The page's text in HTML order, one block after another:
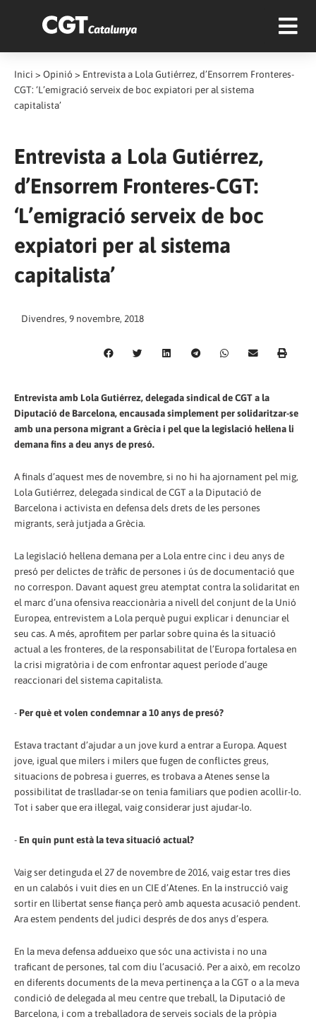
Inici > Opinió > Entrevista a Lola Gutiérrez, d’Ensorrem Fronteres-
CGT: ‘L’emigració serveix de boc expiatori per al sistema
capitalista’
Entrevista a Lola Gutiérrez,
d’Ensorrem Fronteres-CGT:
‘L’emigració serveix de boc
expiatori per al sistema
capitalista’
Divendres, 9 novembre, 2018
Entrevista amb Lola Gutiérrez, delegada sindical de CGT a la
Diputació de Barcelona, encausada simplement per solidaritzar-se
amb una persona migrant a Grècia i pel que la legislació hel·lena li
demana fins a deu anys de presó.
A finals d’aquest mes de novembre, si no hi ha ajornament pel mig,
Lola Gutiérrez, delegada sindical de CGT a la Diputació de
Barcelona i activista en defensa dels drets de les persones
migrants, serà jutjada a Grècia.
La legislació hel·lena demana per a Lola entre cinc i deu anys de
presó per delictes de tràfic de persones i ús de documentació que
no correspon. Davant aquest greu atemptat contra la solidaritat en
el marc d’una ofensiva reaccionària a nivell del conjunt de la Unió
Europea, entrevistem a Lola perquè pugui explicar i denunciar el
seu cas. A més, aprofitem per parlar sobre quina és la situació
actual a les fronteres, de la responsabilitat de l’Europa fortalesa en
la crisi migratòria i de com enfrontar aquest període d’auge
reaccionari del sistema capitalista.
- Per què et volen condemnar a 10 anys de presó?
Estava tractant d’ajudar a un jove kurd a entrar a Europa. Aquest
jove, igual que milers i milers que fugen de conflictes greus,
situacions de pobresa i guerres, es trobava a Atenes sense la
possibilitat de traslladar-se on tenia familiars que podien acollir-lo.
Tot i saber que era il·legal, vaig considerar just ajudar-lo.
- En quin punt està la teva situació actual?
Vaig ser detinguda el 27 de novembre de 2016, vaig estar tres dies
en un calabós i vuit dies en un CIE d’Atenes. En la instrucció vaig
sortir en llibertat sense fiança però amb aquesta acusació pendent.
Ara estem pendents del judici després de dos anys d’espera.
En la meva defensa addueixo que sóc una activista i no una
traficant de persones, tal com diu l’acusació. Per a això, em recolzo
en diferents documents de la meva pertinença a la CGT o a la meva
condició de delegada al meu centre que treball, la Diputació de
Barcelona, i com a treballadora de serveis socials de la pròpia